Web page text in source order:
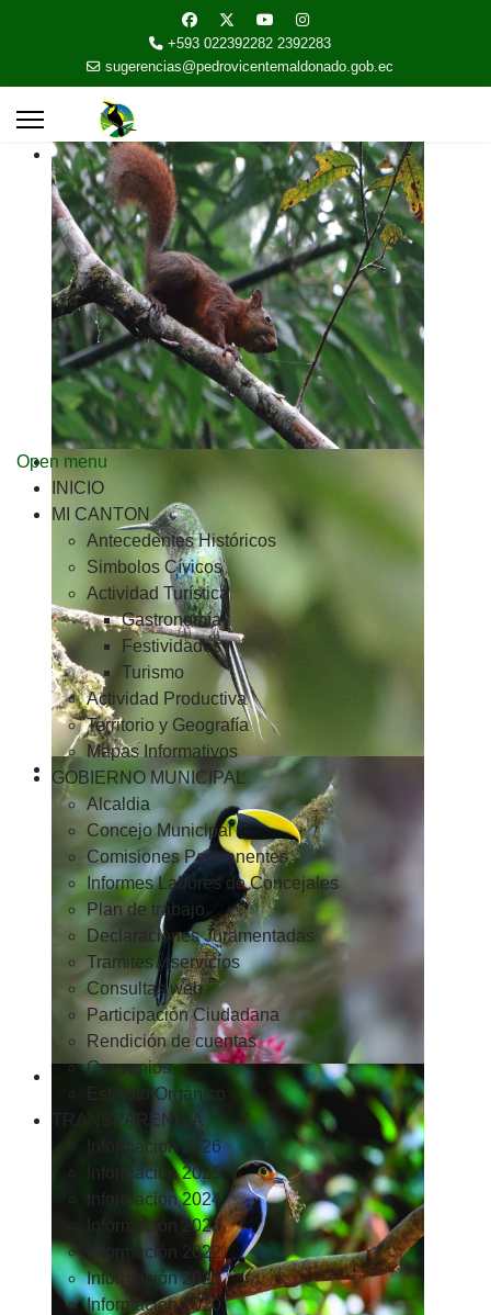
+593 022392282 2392283
sugerencias@pedrovicentemaldonado.gob.ec
Open menu
INICIO
MI CANTON
Antecedentes Históricos
Simbolos Cívicos
Actividad Turística
Gastronomía
Festividades
Turismo
Actividad Productiva
Territorio y Geografía
Mapas Informativos
GOBIERNO MUNICIPAL
Alcaldia
Concejo Municipal
Comisiones Permanentes
Informes Labores de Concejales
Plan de trabajo
Declaraciones Juramentadas
Tramites y servicios
Consultas web
Participación Ciudadana
Rendición de cuentas
Convenios
Estatuto Orgánico
TRANSPARENCIA
Informacion 2026
Informacion 2025
Informacion 2024
Información 2023
Información 2022
Información 2021
Información 2020